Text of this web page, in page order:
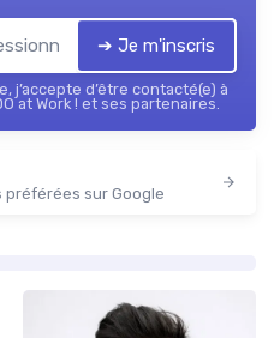
➔ Je m'inscris
j’accepte d’être contacté(e) à
at Work ! et ses partenaires.
sur Google